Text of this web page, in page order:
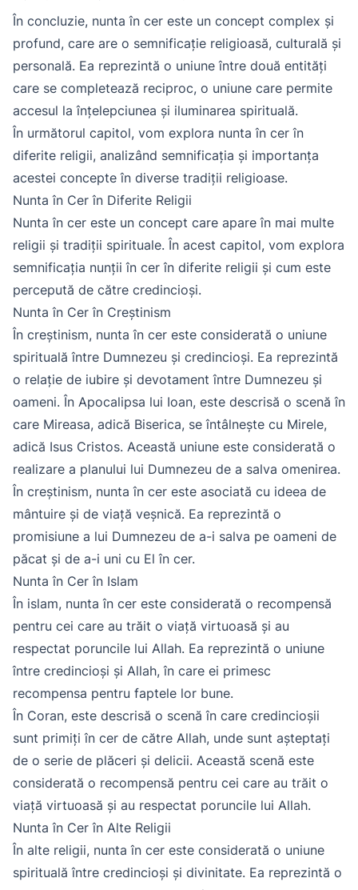
În concluzie, nunta în cer este un concept complex și
profund, care are o semnificație religioasă, culturală și
personală. Ea reprezintă o uniune între două entități
care se completează reciproc, o uniune care permite
accesul la înțelepciunea și iluminarea spirituală.
În următorul capitol, vom explora nunta în cer în
diferite religii, analizând semnificația și importanța
acestei concepte în diverse tradiții religioase.
Nunta în Cer în Diferite Religii
Nunta în cer este un concept care apare în mai multe
religii și tradiții spirituale. În acest capitol, vom explora
semnificația nunții în cer în diferite religii și cum este
percepută de către credincioși.
Nunta în Cer în Creștinism
În creștinism, nunta în cer este considerată o uniune
spirituală între Dumnezeu și credincioși. Ea reprezintă
o relație de iubire și devotament între Dumnezeu și
oameni. În Apocalipsa lui Ioan, este descrisă o scenă în
care Mireasa, adică Biserica, se întâlnește cu Mirele,
adică Isus Cristos. Această uniune este considerată o
realizare a planului lui Dumnezeu de a salva omenirea.
În creștinism, nunta în cer este asociată cu ideea de
mântuire și de viață veșnică. Ea reprezintă o
promisiune a lui Dumnezeu de a-i salva pe oameni de
păcat și de a-i uni cu El în cer.
Nunta în Cer în Islam
În islam, nunta în cer este considerată o recompensă
pentru cei care au trăit o viață virtuoasă și au
respectat poruncile lui Allah. Ea reprezintă o uniune
între credincioși și Allah, în care ei primesc
recompensa pentru faptele lor bune.
În Coran, este descrisă o scenă în care credincioșii
sunt primiți în cer de către Allah, unde sunt așteptați
de o serie de plăceri și delicii. Această scenă este
considerată o recompensă pentru cei care au trăit o
viață virtuoasă și au respectat poruncile lui Allah.
Nunta în Cer în Alte Religii
În alte religii, nunta în cer este considerată o uniune
spirituală între credincioși și divinitate. Ea reprezintă o